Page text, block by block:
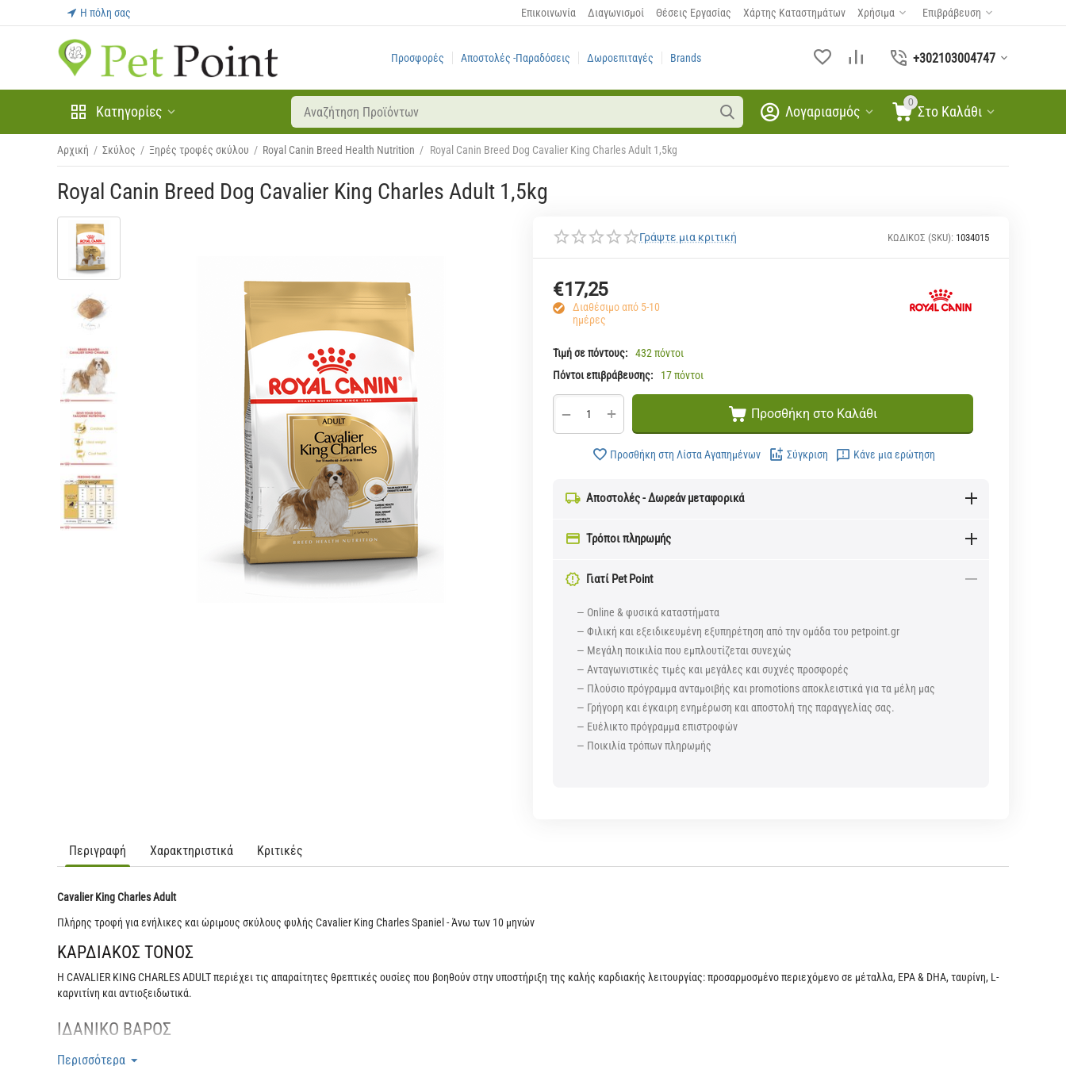
Η πόλη σας Επικοινωνία Διαγωνισμοί Θέσεις Εργασίας Χάρτης Καταστημάτων Χρήσιμα Επιβράβευση
Προσφορές Αποστολές -Παραδόσεις Δωροεπιταγές Brands +302103004747
Κατηγορίες
0
Στο Καλάθι
Λογαριασμός
Αρχική / Σκύλος / Ξηρές τροφές σκύλου / Royal Canin Breed Health Nutrition / Royal Canin Breed Dog Cavalier King Charles Adult 1,5kg
Royal Canin Breed Dog Cavalier King Charles Adult 1,5kg
Γράψτε μια κριτική ΚΩΔΙΚΟΣ (SKU): 1034015
€17,25
Διαθέσιμο από 5-10
ημέρες
Τιμή σε πόντους:
432 πόντοι
Πόντοι επιβράβευσης:
17 πόντοι
+
− Προσθήκη στο Καλάθι
Προσθήκη στη Λίστα Αγαπημένων Σύγκριση Κάνε μια ερώτηση
Αποστολές - Δωρεάν μεταφορικά
Τρόποι πληρωμής
Γιατί Pet Point
— Online & φυσικά καταστήματα
— Φιλική και εξειδικευμένη εξυπηρέτηση από την ομάδα του petpoint.gr
— Μεγάλη ποικιλία που εμπλουτίζεται συνεχώς
— Ανταγωνιστικές τιμές και μεγάλες και συχνές προσφορές
— Πλούσιο πρόγραμμα ανταμοιβής και promotions αποκλειστικά για τα μέλη μας
— Γρήγορη και έγκαιρη ενημέρωση και αποστολή της παραγγελίας σας.
— Ευέλικτο πρόγραμμα επιστροφών
— Ποικιλία τρόπων πληρωμής
Περιγραφή Χαρακτηριστικά Κριτικές
Cavalier King Charles Adult
Πλήρης τροφή για ενήλικες και ώριμους σκύλους φυλής Cavalier King Charles Spaniel - Άνω των 10 μηνών
ΚΑΡΔΙΑΚΟΣ ΤΟΝΟΣ
Η CAVALIER KING CHARLES ADULT περιέχει τις απαραίτητες θρεπτικές ουσίες που βοηθούν στην υποστήριξη της καλής καρδιακής λειτουργίας: προσαρμοσμένο περιεχόμενο σε μέταλλα, EPA & DHA, ταυρίνη, L-
καρνιτίνη και αντιοξειδωτικά.
ΙΔΑΝΙΚΟ ΒΑΡΟΣ
Βοηθά στη διατήρηση του ιδανικού βάρους του Cavalier King Charles Spaniel.
Περισσότερα